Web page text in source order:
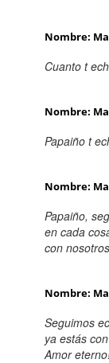
Nombre:
Cuanto t
Nombre:
Papaiño t
Nombre:
Papaiño,
en cada
con
Nombre:
Seguimos
ya estás
Amor